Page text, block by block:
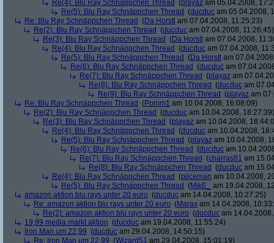
Re(4): Blu Ray Schnäppchen Thread (playaz am 05.04.2008,
Re(5): Blu Ray Schnäppchen Thread (ducduc am 05.04.2008,
Re: Blu Ray Schnäppchen Thread (Da Horstl am 07.04.2008, 11:25:23)
Re(2): Blu Ray Schnäppchen Thread (ducduc am 07.04.2008, 11:26:45)
Re(3): Blu Ray Schnäppchen Thread (Da Horstl am 07.04.2008,
Re(4): Blu Ray Schnäppchen Thread (ducduc am 07.04.2008,
Re(5): Blu Ray Schnäppchen Thread (Da Horstl am
Re(6): Blu Ray Schnäppchen Thread (ducduc am
Re(7): Blu Ray Schnäppchen Thread (playaz am
Re(8): Blu Ray Schnäppchen Thread (ducduc am
Re(9): Blu Ray Schnäppchen Thread (playaz am
Re: Blu Ray Schnäppchen Thread (Pomm1 am 10.04.2008, 16:08:09)
Re(2): Blu Ray Schnäppchen Thread (ducduc am 10.04.2008, 18:27:39)
Re(3): Blu Ray Schnäppchen Thread (playaz am 10.04.2008,
Re(4): Blu Ray Schnäppchen Thread (ducduc am 10.04.2008,
Re(5): Blu Ray Schnäppchen Thread (playaz am 10.04.2008,
Re(6): Blu Ray Schnäppchen Thread (ducduc am
Re(7): Blu Ray Schnäppchen Thread (charras81 am
Re(8): Blu Ray Schnäppchen Thread (ducduc am
Re(4): Blu Ray Schnäppchen Thread (piiceman am 10.04.2008,
Re(5): Blu Ray Schnäppchen Thread (MikE_
am 19.04.2008,
amazon aktion blu rays unter 20 euro (ducduc am 14.04.2008, 10:27:25)
Re: amazon aktion blu rays unter 20 euro (Marax am 14.04.2008,
Re(2): amazon aktion blu rays unter 20 euro (ducduc am
19,99 media markt aktion (ducduc am 19.04.2008, 11:55:24)
Iron Man um 22,99 (ducduc am 29.04.2008, 14:50:15)
Re: Iron Man um 22,99 (Wizard51 am 29.04.2008, 15:01:19)